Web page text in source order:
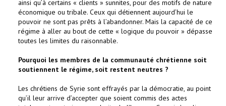
ainsi qu’à certains « clients » sunnites, pour des motifs de nature
économique ou tribale. Ceux qui détiennent aujourd’hui le
pouvoir ne sont pas prêts à l’abandonner. Mais la capacité de ce
régime à aller au bout de cette « logique du pouvoir » dépasse
toutes les limites du raisonnable.
Pourquoi les membres de la communauté chrétienne soit
soutiennent le régime, soit restent neutres ?
Les chrétiens de Syrie sont effrayés par la démocratie, au point
qu’il leur arrive d’accepter que soient commis des actes